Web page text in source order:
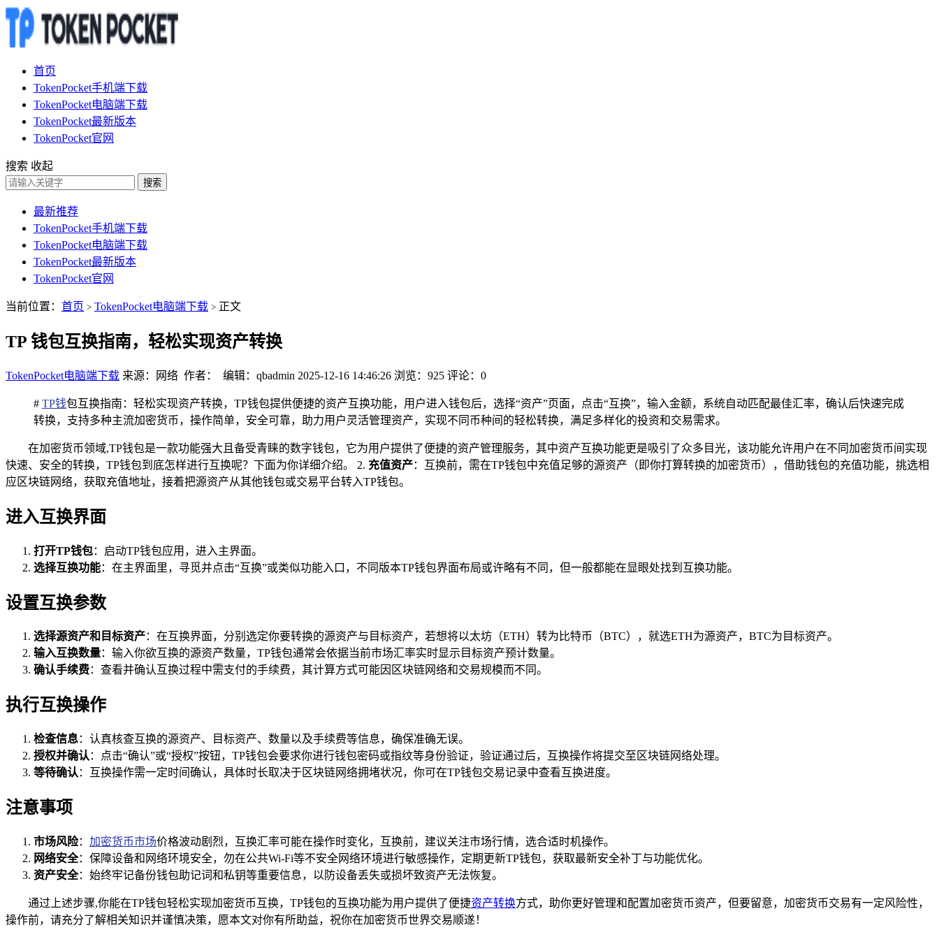
首页
TokenPocket手机端下载
TokenPocket电脑端下载
TokenPocket最新版本
TokenPocket官网
搜索 收起
搜索
最新推荐
TokenPocket手机端下载
TokenPocket电脑端下载
TokenPocket最新版本
TokenPocket官网
当前位置： 首页 > TokenPocket电脑端下载 > 正文
TP 钱包互换指南，轻松实现资产转换
TokenPocket电脑端下载 来源：网络 作者： 编辑：qbadmin 2025-12-16 14:46:26 浏览：925 评论：0
# TP钱包互换指南：轻松实现资产转换，TP钱包提供便捷的资产互换功能，用户进入钱包后，选择“资产”页面，点击“互换”，输入金额，系统自动匹配最佳汇率，确认后快速完成
转换，支持多种主流加密货币，操作简单，安全可靠，助力用户灵活管理资产，实现不同币种间的轻松转换，满足多样化的投资和交易需求。
在加密货币领域,TP钱包是一款功能强大且备受青睐的数字钱包，它为用户提供了便捷的资产管理服务，其中资产互换功能更是吸引了众多目光，该功能允许用户在不同加密货币间实现
快速、安全的转换，TP钱包到底怎样进行互换呢？下面为你详细介绍。 2. 充值资产：互换前，需在TP钱包中充值足够的源资产（即你打算转换的加密货币），借助钱包的充值功能，挑选相
应区块链网络，获取充值地址，接着把源资产从其他钱包或交易平台转入TP钱包。
进入互换界面
打开TP钱包：启动TP钱包应用，进入主界面。
选择互换功能：在主界面里，寻觅并点击“互换”或类似功能入口，不同版本TP钱包界面布局或许略有不同，但一般都能在显眼处找到互换功能。
设置互换参数
选择源资产和目标资产：在互换界面，分别选定你要转换的源资产与目标资产，若想将以太坊（ETH）转为比特币（BTC），就选ETH为源资产，BTC为目标资产。
输入互换数量：输入你欲互换的源资产数量，TP钱包通常会依据当前市场汇率实时显示目标资产预计数量。
确认手续费：查看并确认互换过程中需支付的手续费，其计算方式可能因区块链网络和交易规模而不同。
执行互换操作
检查信息：认真核查互换的源资产、目标资产、数量以及手续费等信息，确保准确无误。
授权并确认 ：点击“确认”或“授权”按钮，TP钱包会要求你进行钱包密码或指纹等身份验证，验证通过后，互换操作将提交至区块链网络处理。
等待确认 ：互换操作需一定时间确认，具体时长取决于区块链网络拥堵状况，你可在TP钱包交易记录中查看互换进度。
注意事项
市场风险： 加密货币市场价格波动剧烈，互换汇率可能在操作时变化，互换前，建议关注市场行情，选合适时机操作。
网络安全：保障设备和网络环境安全，勿在公共Wi-Fi等不安全网络环境进行敏感操作，定期更新TP钱包，获取最新安全补丁与功能优化。
资产安全：始终牢记备份钱包助记词和私钥等重要信息，以防设备丢失或损坏致资产无法恢复。
通过上述步骤,你能在TP钱包轻松实现加密货币互换，TP钱包的互换功能为用户提供了便捷资产转换方式，助你更好管理和配置加密货币资产，但要留意，加密货币交易有一定风险性，
操作前，请充分了解相关知识并谨慎决策，愿本文对你有所助益，祝你在加密货币世界交易顺遂！